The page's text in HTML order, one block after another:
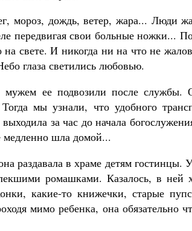
мороз, дождь, ветер, жара... Люди
передвигая свои больные ножки...
на свете. И никогда ни на что не
глаза светились любовью.
ее подвозили после службы.
Тогда мы узнали, что удобного
за час до начала
медленно шла домой...
раздавала в храме детям гостинцы.
ромашками. Казалось, в ней
какие-то книжечки, старые
мимо ребенка, она обязательно